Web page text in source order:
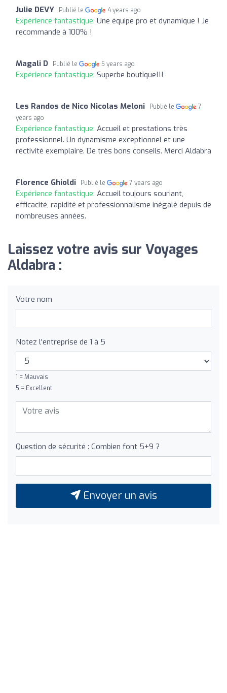
Julie DEVY Publié le 4 years ago
Expérience fantastique: Une équipe pro et dynamique ! Je
recommande à 100% !
Magali D Publié le 5 years ago
Expérience fantastique: Superbe boutique!!!
Les Randos de Nico Nicolas Meloni Publié le
7
years ago
Expérience fantastique: Accueil et prestations très
professionnel. Un dynamisme exceptionnel et une
réctivité exemplaire. De très bons conseils. Merci Aldabra
Florence Ghioldi Publié le 7 years ago
Expérience fantastique: Accueil toujours souriant,
efficacité, rapidité et professionnalisme inégalé depuis de
nombreuses années.
Laissez votre avis sur Voyages
Aldabra :
Votre nom
Notez l'entreprise de 1 à 5
1 = Mauvais
5 = Excellent
Question de sécurité : Combien font 5+9 ?
Envoyer un avis